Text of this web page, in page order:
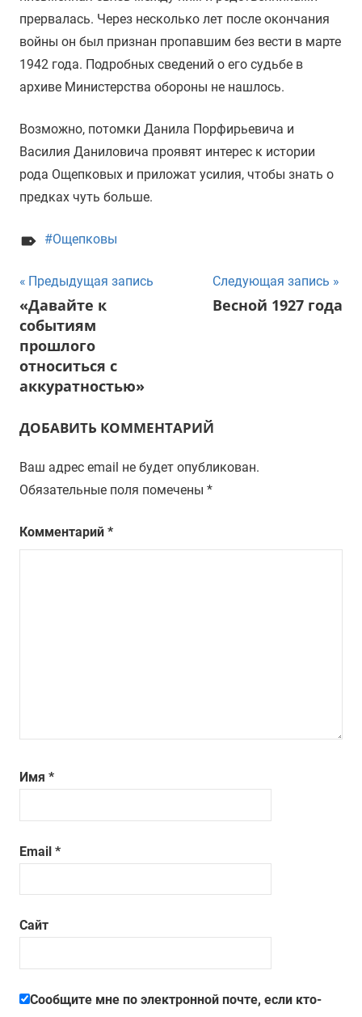
прервалась. Через несколько лет после окончания
войны он был признан пропавшим без вести в марте
1942 года. Подробных сведений о его судьбе в
архиве Министерства обороны не нашлось.
Возможно, потомки Данила Порфирьевича и
Василия Даниловича проявят интерес к истории
рода Ощепковых и приложат усилия, чтобы знать о
предках чуть больше.
Ощепковы
Навигация
по
записям
Предыдущая запись
«Давайте к
событиям
прошлого
относиться с
аккуратностью»
Следующая запись
Весной 1927 года
ДОБАВИТЬ КОММЕНТАРИЙ
Ваш адрес email не будет опубликован.
Обязательные поля помечены *
Комментарий *
Имя *
Email *
Сайт
Сообщите мне по электронной почте, если кто-